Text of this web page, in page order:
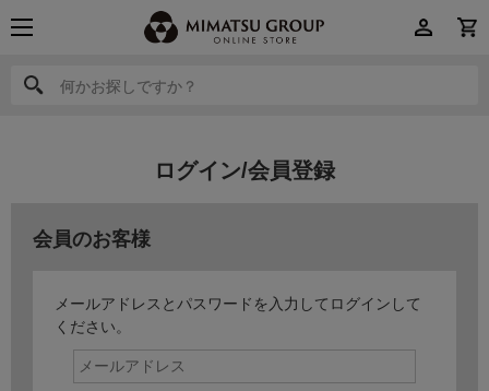
何かお探しですか？
何かお探しですか？
ログイン/会員登録
会員のお客様
メールアドレスとパスワードを入力してログインして
ください。